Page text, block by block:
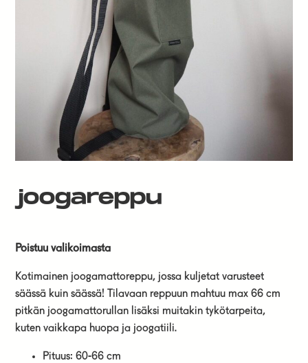
joogareppu
Poistuu valikoimasta
Kotimainen joogamattoreppu, jossa kuljetat varusteet
säässä kuin säässä! Tilavaan reppuun mahtuu max 66 cm
pitkän joogamattorullan lisäksi muitakin tykötarpeita,
kuten vaikkapa huopa ja joogatiili.
Pituus: 60-66 cm